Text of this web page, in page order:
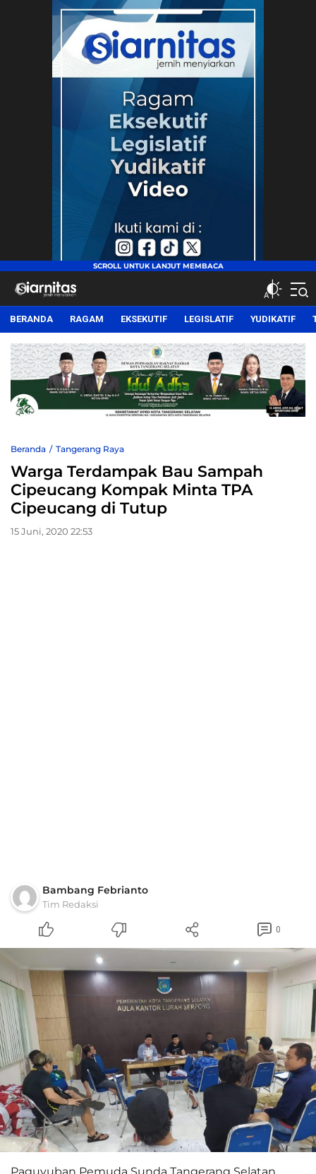
siarnitas
Jernih Menyiarkan
BERANDA RAGAM EKSEKUTIF LEGISLATIF YUDIKATIF
Beranda Tangerang Raya
Warga Terdampak Bau Sampah
Cipeucang Kompak Minta TPA
Cipeucang di Tutup
15 Juni, 2020 22:53
Bambang Febrianto
Tim Redaksi
0